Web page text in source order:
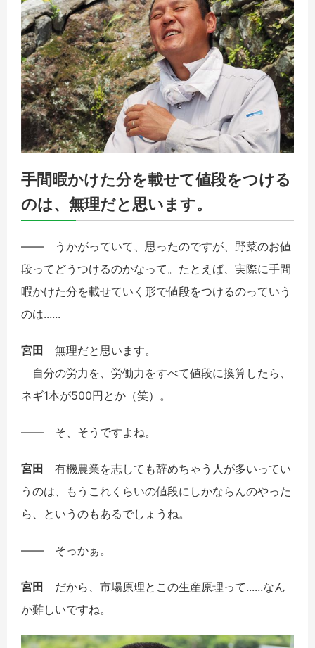
手間暇かけた分を載せて値段をつける
のは、無理だと思います。
――
うかがっていて、思ったのですが、野菜のお値
段ってどうつけるのかなって。たとえば、実際に手間
暇かけた分を載せていく形で値段をつけるのっていう
のは......
宮田 無理だと思います。
自分の労力を、労働力をすべて値段に換算したら、
ネギ1本が500円とか（笑）。
―― そ、そうですよね。
宮田 有機農業を志しても辞めちゃう人が多いってい
うのは、もうこれくらいの値段にしかならんのやった
ら、というのもあるでしょうね。
―― そっかぁ。
宮田 だから、市場原理とこの生産原理って......なん
か難しいですね。